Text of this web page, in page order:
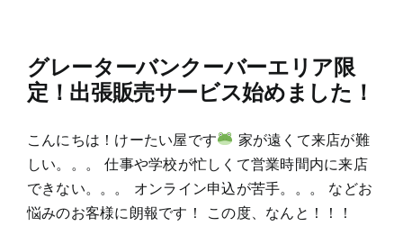
グレーターバンクーバーエリア限
定！出張販売サービス始めました！
こんにちは！けーたい屋です
家が遠くて来店が難
しい。。。 仕事や学校が忙しくて営業時間内に来店
できない。。。 オンライン申込が苦手。。。 などお
悩みのお客様に朗報です！ この度、なんと！！！